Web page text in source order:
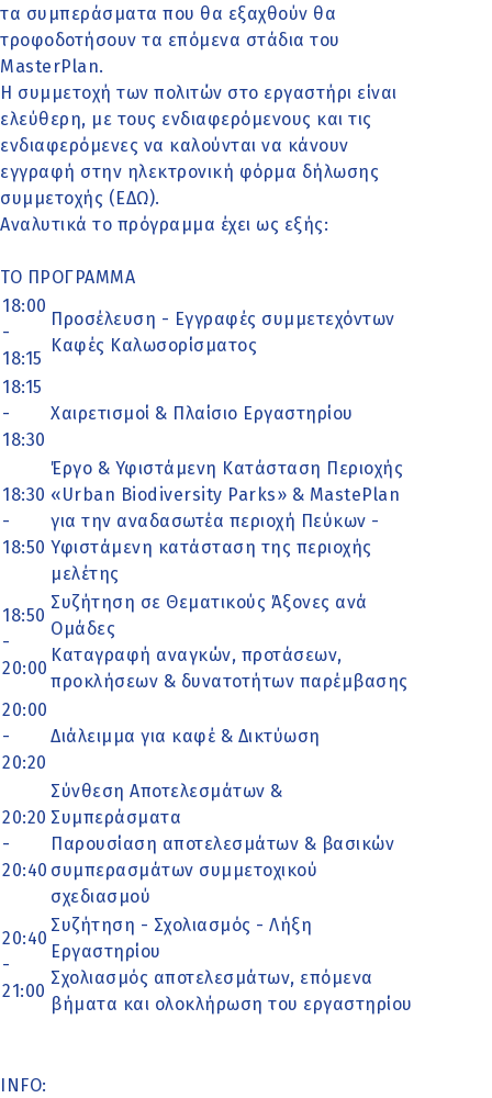
τα συμπεράσματα που θα εξαχθούν θα
τροφοδοτήσουν τα επόμενα στάδια του
MasterPlan.
Η συμμετοχή των πολιτών στο εργαστήρι είναι
ελεύθερη, με τους ενδιαφερόμενους και τις
ενδιαφερόμενες να καλούνται να κάνουν
εγγραφή στην ηλεκτρονική φόρμα δήλωσης
συμμετοχής (ΕΔΩ).
Αναλυτικά το πρόγραμμα έχει ως εξής:
ΤΟ ΠΡΟΓΡΑΜΜΑ
18:00
-
18:15
Προσέλευση - Εγγραφές συμμετεχόντων
Καφές Kαλωσορίσματος
18:15
-
18:30
Χαιρετισμοί & Πλαίσιο Εργαστηρίου
18:30
-
18:50
Έργο & Υφιστάμενη Κατάσταση Περιοχής
«Urban Biodiversity Parks» & MastePlan
για την αναδασωτέα περιοχή Πεύκων -
Υφιστάμενη κατάσταση της περιοχής
μελέτης
18:50
-
20:00
Συζήτηση σε Θεματικούς Άξονες ανά
Ομάδες
Καταγραφή αναγκών, προτάσεων,
προκλήσεων & δυνατοτήτων παρέμβασης
20:00
-
20:20
Διάλειμμα για καφέ & Δικτύωση
20:20
-
20:40
Σύνθεση Αποτελεσμάτων &
Συμπεράσματα
Παρουσίαση αποτελεσμάτων & βασικών
συμπερασμάτων συμμετοχικού
σχεδιασμού
20:40
-
21:00
Συζήτηση - Σχολιασμός - Λήξη
Εργαστηρίου
Σχολιασμός αποτελεσμάτων, επόμενα
βήματα και ολοκλήρωση του εργαστηρίου
INFO: